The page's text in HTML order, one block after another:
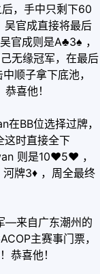
，手中只剩下60
吴官成直接将最后
官成则是A♣3♠ ，
无缘冠军，在最后
顺子拿下底池，
喜他！
BB位选择过牌，
时直接全下
则是10♥5♥ ，
河牌3♦ ，周全最终
―来自广东潮州的
主赛事门票，
恭喜他！